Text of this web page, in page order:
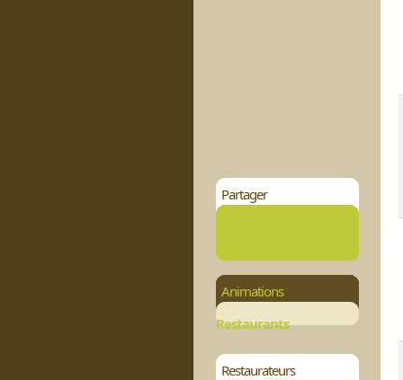
Partager
Animations
Restaurants
Restaurateurs